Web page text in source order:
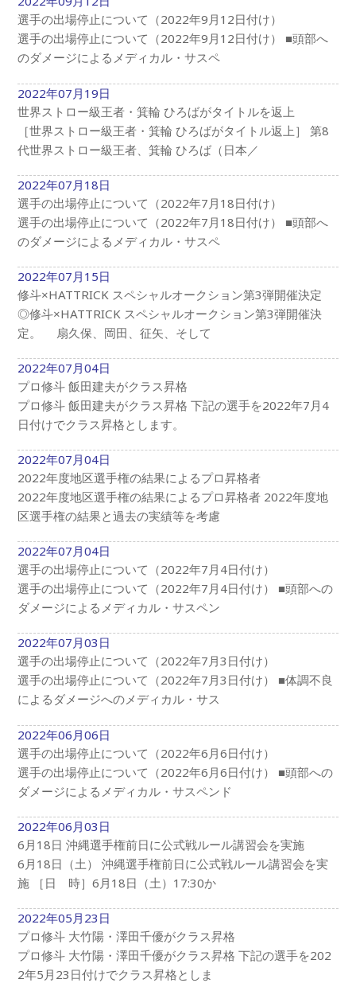
選手の出場停止について（2022年9月12日付け）
選手の出場停止について（2022年9月12日付け） ■頭部へ
のダメージによるメディカル・サスペ
2022年07月19日
世界ストロー級王者・箕輪 ひろばがタイトルを返上
［世界ストロー級王者・箕輪 ひろばがタイトル返上］ 第8
代世界ストロー級王者、箕輪 ひろば（日本／
2022年07月18日
選手の出場停止について（2022年7月18日付け）
選手の出場停止について（2022年7月18日付け） ■頭部へ
のダメージによるメディカル・サスペ
2022年07月15日
修斗×HATTRICK スペシャルオークション第3弾開催決定
◎修斗×HATTRICK スペシャルオークション第3弾開催決
定。 扇久保、岡田、征矢、そして
2022年07月04日
プロ修斗 飯田建夫がクラス昇格
プロ修斗 飯田建夫がクラス昇格 下記の選手を2022年7月4
日付けでクラス昇格とします。
2022年07月04日
2022年度地区選手権の結果によるプロ昇格者
2022年度地区選手権の結果によるプロ昇格者 2022年度地
区選手権の結果と過去の実績等を考慮
2022年07月04日
選手の出場停止について（2022年7月4日付け）
選手の出場停止について（2022年7月4日付け） ■頭部への
ダメージによるメディカル・サスペン
2022年07月03日
選手の出場停止について（2022年7月3日付け）
選手の出場停止について（2022年7月3日付け） ■体調不良
によるダメージへのメディカル・サス
2022年06月06日
選手の出場停止について（2022年6月6日付け）
選手の出場停止について（2022年6月6日付け） ■頭部への
ダメージによるメディカル・サスペンド
2022年06月03日
6月18日 沖縄選手権前日に公式戦ルール講習会を実施
6月18日（土） 沖縄選手権前日に公式戦ルール講習会を実
施 ［日 時］6月18日（土）17:30か
2022年05月23日
プロ修斗 大竹陽・澤田千優がクラス昇格
プロ修斗 大竹陽・澤田千優がクラス昇格 下記の選手を202
2年5月23日付けでクラス昇格としま